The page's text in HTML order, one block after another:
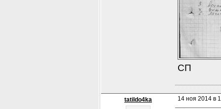
СП
tatildo4ka 14 ноя 2014 в